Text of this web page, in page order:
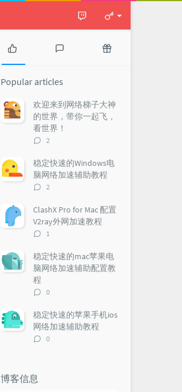
P
p
u
l
a
r
t
i
l
e
s
t
e
s
t
m
m
t
s
d
o
m
t
i
c
e
Popular articles
欢迎来到网络梯子大神
的世界，带你一起飞，
看世界！
评
数：
2
稳定快速的Windows电
脑网络加速辅助教程
评
数：
2
ClashX Pro for Mac 配置
V2ray外网加速教程
评
数：
1
稳定快速的mac苹果电
脑网络加速辅助配置教
程
评
数：
0
稳定快速的苹果手机ios
网络加速辅助教程
评
0
博客信息